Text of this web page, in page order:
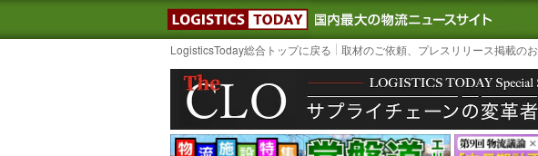
LOGISTICS TODAY｜国内最大の
LogisticsToday総合トップに戻る 取材のご依頼、プレスリリース掲載の